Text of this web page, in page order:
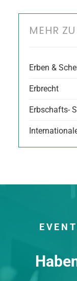
MEHR
Erben &
Erbrecht
Erbschafts-